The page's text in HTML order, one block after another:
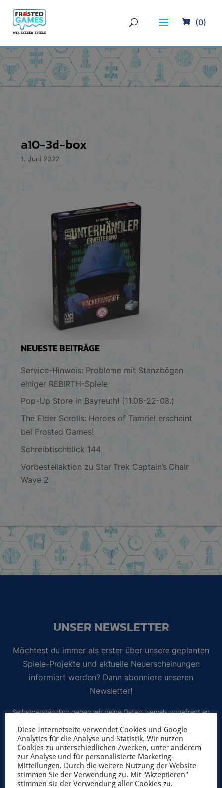
(0)
a10-3d-box
1. Juni 2022
NEUESTE BEITRÄGE
Service-Hinweis: Probleme mit Stanzbögen
einiger REBIRTH-Spiele
Pop-Up Store in Bayreuth! (11.08-22-08.)
The Elder Scrolls: Heroes of Tamriel erscheint
bei Frosted Games!
Schreibtischblick 144
Vorbestellaktion zu Star Trek Captain’s Chair
Wave 2
UNSER NEWSLETTER
Möchtest du immer als erster über unsere geplanten
Spiele-Projekte und aktuelle Neuerscheinungen
informiert werden? Dann abonniere unseren
Newsletter!
Selbstverständlich geben wir deine Daten niemals ungefragt an
Dritte weiter. Weitere Informationen zum Newsletterversand
findest du in unsererDatenschutzerklärung.
Diese Internetseite verwendet Cookies und Google
Analytics für die Analyse und Statistik. Wir nutzen
Cookies zu unterschiedlichen Zwecken, unter anderem
zur Analyse und für personalisierte Marketing-
Mitteilungen. Durch die weitere Nutzung der Website
stimmen Sie der Verwendung zu. Mit "Akzeptieren"
stimmen sie der Verwendung aller Cookies zu.